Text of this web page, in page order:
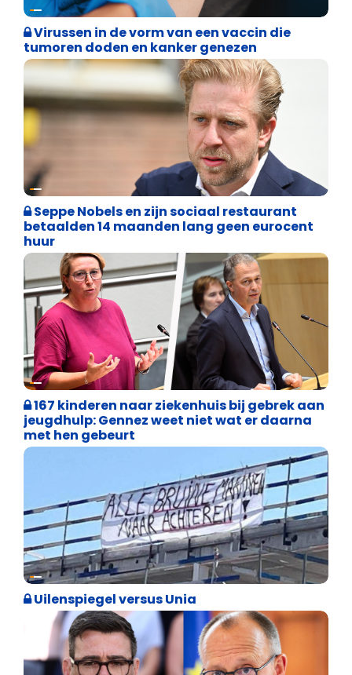
Weekblad 't Pallieterke
Virussen in de vorm van een vaccin die
tumoren doden en kanker genezen
Binnenland politiek
Seppe Nobels en zijn sociaal restaurant
betaalden 14 maanden lang geen eurocent
huur
Binnenland politiek
167 kinderen naar ziekenhuis bij gebrek aan
jeugdhulp: Gennez weet niet wat er daarna
met hen gebeurt
Cultuuroorlog
Uilenspiegel versus Unia